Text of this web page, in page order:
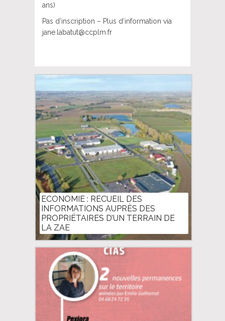
ans)
Pas d’inscription – Plus d’information via
jane.labatut@ccplm.fr
ECONOMIE : RECUEIL DES
INFORMATIONS AUPRÈS DES
PROPRIÉTAIRES D’UN TERRAIN DE
LA ZAE